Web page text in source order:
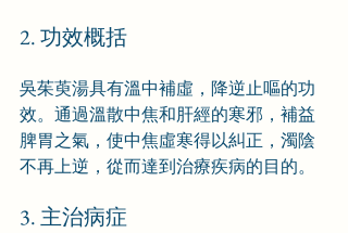
2. 功效概括
吳茱萸湯具有溫中補虛，降逆止嘔的功
效。通過溫散中焦和肝經的寒邪，補益
脾胃之氣，使中焦虛寒得以糾正，濁陰
不再上逆，從而達到治療疾病的目的。
3. 主治病症